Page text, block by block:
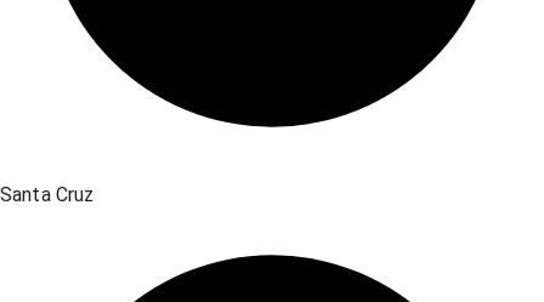
Santa Cruz